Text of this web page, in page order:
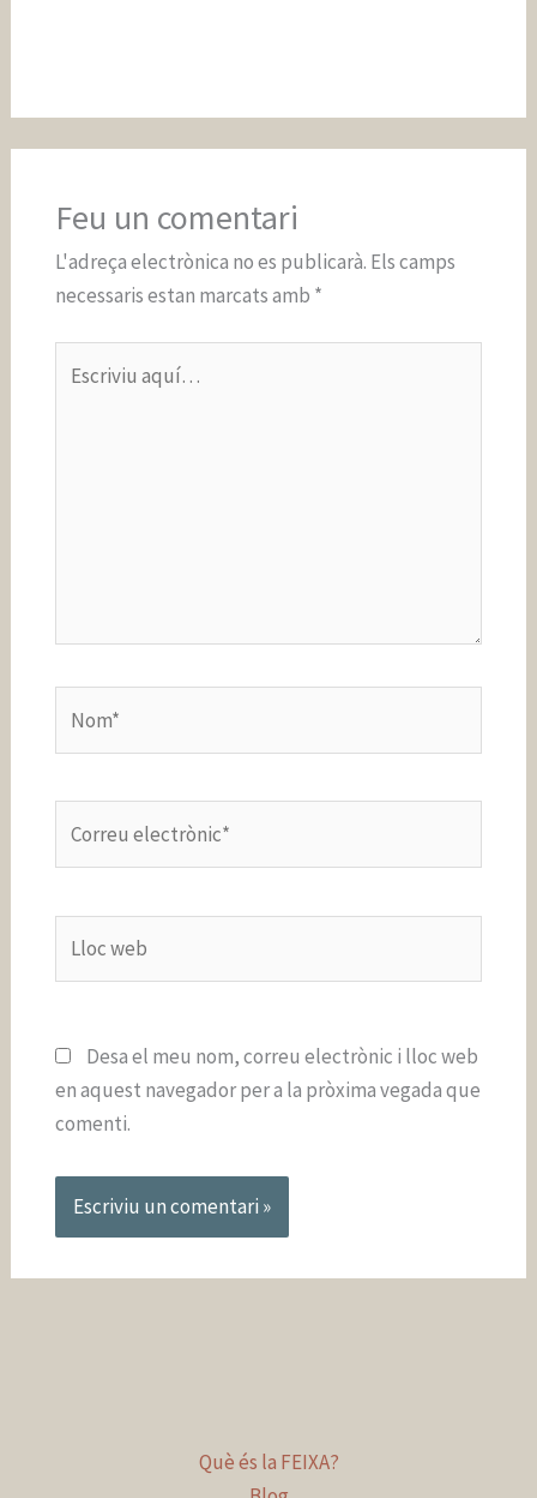
Feu un comentari
L'adreça electrònica no es publicarà. Els camps
necessaris estan marcats amb *
aquí…
electrònic*
web
Desa el meu nom, correu electrònic i lloc web
en aquest navegador per a la pròxima vegada que
comenti.
Què és la FEIXA?